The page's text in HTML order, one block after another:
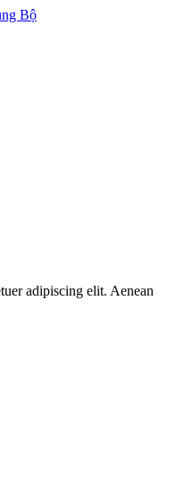
adipiscing elit. Aenean